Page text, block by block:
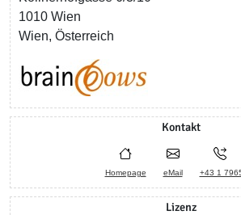
1010 Wien
Wien, Österreich
Kontakt
Homepage eMail +43 1
Lizenz